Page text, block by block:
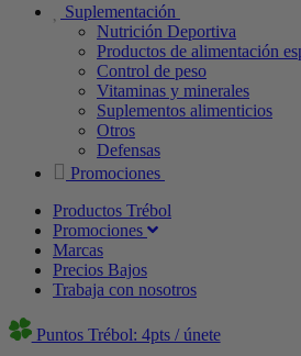
Suplementación
Nutrición Deportiva
Productos de alimentación
Control de peso
Vitaminas y minerales
Suplementos alimenticios
Otros
Defensas
Promociones
Productos Trébol
Promociones
Marcas
Precios Bajos
Trabaja con nosotros
Puntos Trébol: 4pts / únete